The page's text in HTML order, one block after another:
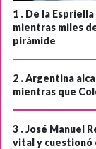
1 . De la
mientras miles
pirámide
2 .Argentina
mientras que
3 .José Manuel
vital y cuestionó